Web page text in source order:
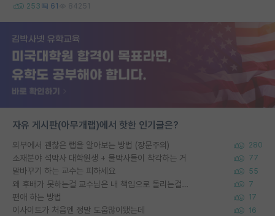
253 61 84251
자유 게시판(아무개랩)에서 핫한 인기글은?
외부에서 괜찮은 랩을 알아보는 방법 (장문주의) 280
소재분야 석박사 대학원생 + 물박사들이 착각하는 거 77
말바꾸기 하는 교수는 피하세요 55
왜 후배가 못하는걸 교수님은 내 책임으로 돌리는걸까요? 7
편애 하는 방법 17
이사이트가 처음엔 정말 도움많이됐는데 16